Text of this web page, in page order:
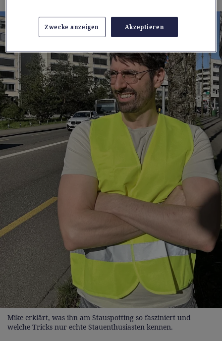
Mike erklärt, was ihn am Stauspotting so fasziniert und
welche Tricks nur echte Stauenthusiasten kennen.
Zwecke anzeigen Akzeptieren